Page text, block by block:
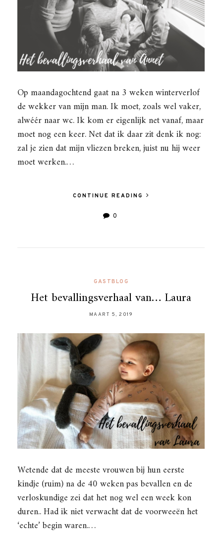
Op maandagochtend gaat na 3 weken winterverlof
de wekker van mijn man. Ik moet, zoals wel vaker,
alwéér naar wc. Ik kom er eigenlijk net vanaf, maar
moet nog een keer. Net dat ik daar zit denk ik nog:
zal je zien dat mijn vliezen breken, juist nu hij weer
moet werken.…
CONTINUE READING
0
GASTBLOG
Het bevallingsverhaal van… Laura
MAART 5, 2019
Wetende dat de meeste vrouwen bij hun eerste
kindje (ruim) na de 40 weken pas bevallen en de
verloskundige zei dat het nog wel een week kon
duren.. Had ik niet verwacht dat de voorweeën het
‘echte’ begin waren.…